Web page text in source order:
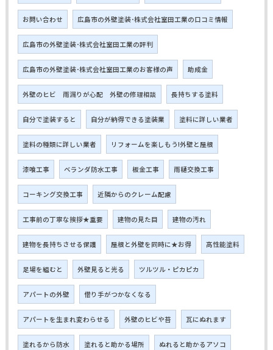
お問い合わせ 広島市の外壁塗装･株式会社室田工業の口コミ情報
広島市の外壁塗装･株式会社室田工業の評判
広島市の外壁塗装･株式会社室田工業のお客様の声 助成金
外壁のヒビ 雨漏りが心配 外壁の修理相談 長持ちする塗料
自分で塗装すると 自分が納得できる塗装業 塗料に詳しい業者
塗料の種類に詳しい業者 リフォームを楽しもう!外壁と屋根
漆喰工事 ベランダ防水工事 板金工事 雨樋交換工事
コーキング交換工事 近隣からのクレーム配慮
工事前の丁寧な挨拶★重要 建物の見た目 建物の汚れ
建物を長持ちさせる保護 屋根と外壁を同時に★お得 高性能塗料
足場を組むと 外壁見ると光る ツルツル・ピカピカ
アパートの外壁 借り手がつかなくなる
アパートを生まれ変わらせる 外壁のヒビや苔 瓦にぬれます
塗れるから防水 塗れると助かる場所 ぬれると助かるアソコ